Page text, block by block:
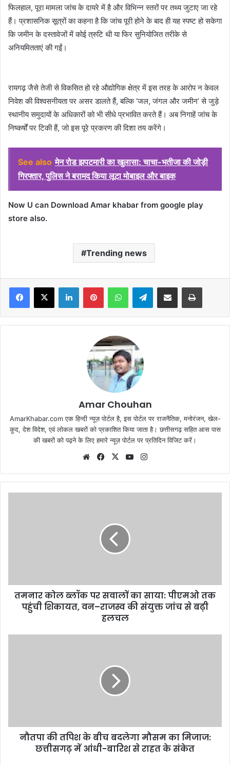
फिलहाल, पूरा मामला जांच के दायरे में है और विभिन्न स्तरों पर तथ्य जुटाए जा रहे
हैं। प्रशासनिक सूत्रों का कहना है कि जांच पूरी होने के बाद ही यह स्पष्ट हो सकेगा
कि जमीन के दस्तावेजों में कोई त्रुटि थी या फिर सुनियोजित तरीके से
अनियमितताएं की गईं।
रायगढ़ जैसे तेजी से विकसित हो रहे औद्योगिक क्षेत्र में इस तरह के आरोप न केवल
निवेश की विश्वसनीयता पर असर डालते हैं, बल्कि ‘जल, जंगल और जमीन’ से जुड़े
स्थानीय समुदायों के अधिकारों को भी सीधे प्रभावित करते हैं। अब निगाहें जांच के
निष्कर्षों पर टिकी हैं, जो इस पूरे प्रकरण की दिशा तय करेंगे।
See also मेन रोड झपटमारी का खुलासा: चाचा-भतीजा की जोड़ी
गिरफ्तार, पुलिस ने बरामद किया लूटा मोबाइल और बाइक
Now U can Download Amar khabar from google play
store also.
Trending news
Facebook
X LinkedInPinterestWhatsAppTelegramShare via Email Print
Amar Chouhan
AmarKhabar.com एक हिन्दी न्यूज़ पोर्टल है, इस पोर्टल पर राजनैतिक, मनोरंजन, खेल-
कूद, देश विदेश, एवं लोकल खबरों को प्रकाशित किया जाता है। छत्तीसगढ़ सहित आस पास
की खबरों को पढ़ने के लिए हमारे न्यूज़ पोर्टल पर प्रतिदिन विजिट करें।
WebsiteFacebook
X YouTube
तमनार कोल ब्लॉक पर सवालों का साया: पीएमओ तक
पहुंची शिकायत, वन–राजस्व की संयुक्त जांच से बढ़ी
हलचल
नौतपा की तपिश के बीच बदलेगा मौसम का मिजाज:
छत्तीसगढ़ में आंधी-बारिश से राहत के संकेत